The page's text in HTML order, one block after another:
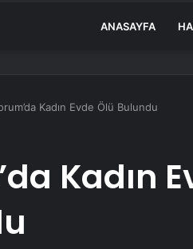
ANASAYFA
Kadın Evde Ölü Bulundu
Kadın